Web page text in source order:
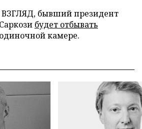
ВЗГЛЯД, бывший президент
будет отбывать
камере.